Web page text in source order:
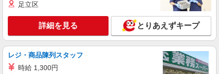
キープ 詳細を見る
足立区
詳細を見る とりあえずキープ
レジ・商品陳列スタッフ
時給 1,300円